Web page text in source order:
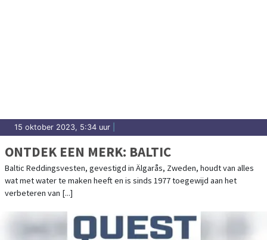
15 oktober 2023, 5:34 uur
ONTDEK EEN MERK: BALTIC
Baltic Reddingsvesten, gevestigd in Älgarås, Zweden, houdt van alles
wat met water te maken heeft en is sinds 1977 toegewijd aan het
verbeteren van [...]